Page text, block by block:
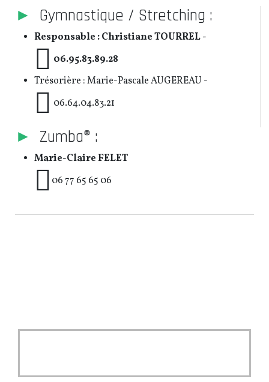
► Gymnastique / Stretching :
Responsable : Christiane TOURREL -
06.95.83.89.28
Trésorière : Marie-Pascale AUGEREAU -
06.64.04.83.21
► Zumba® :
Marie-Claire FELET
06 77 65 65 06